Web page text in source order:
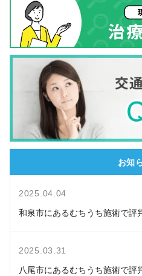
お知
2025.04.04
和泉市にあるむちうち施術で評
2025.03.31
八尾市にあるむちうち施術で評